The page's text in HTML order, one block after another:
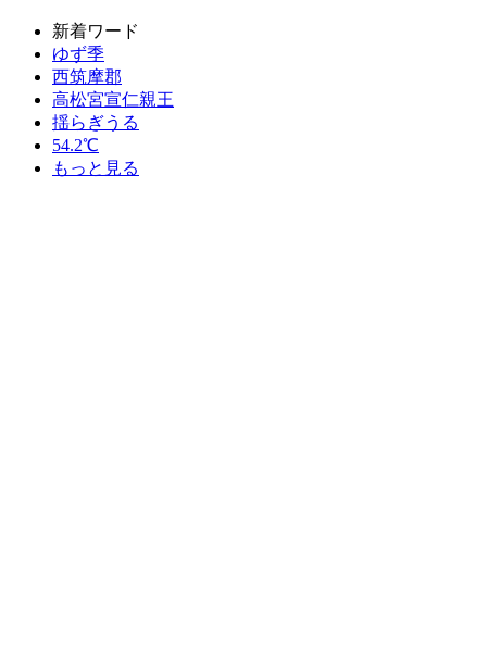
新着ワード
ゆず季
西筑摩郡
高松宮宣仁親王
揺らぎうる
54.2℃
もっと見る